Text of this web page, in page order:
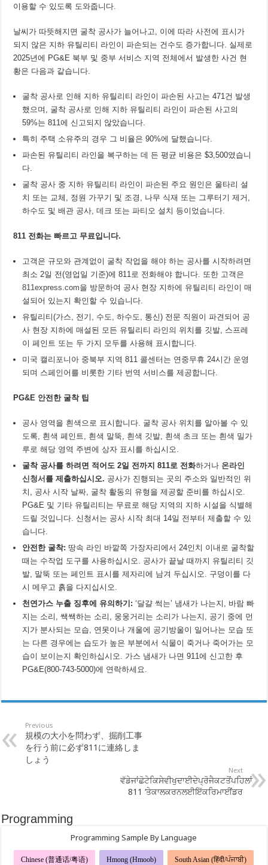
이용할 수 있도록 도와줍니다.
날씨가 따뜻해지면 굴착 공사가 늘어나고, 이에 따라 사전에 표시가
되지 않은 지하 유틸리티 라인이 파손되는 건수도 증가합니다. 실제로
2025년에 PG&E 북부 및 중부 서비스 지역 전체에서 발생한 사건 현
황은 다음과 같습니다.
굴착 공사로 인해 지하 유틸리티 라인이 파손된 사고는 471건 발생
했으며, 굴착 공사로 인해 지하 유틸리티 라인이 파손된 사고의
59%는 811에 신고되지 않았습니다.
특히 주택 소유주의 경우 그 비율은 90%에 달했습니다.
파손된 유틸리티 라인을 복구하는 데 든 평균 비용은 $3,500였습니
다.
굴착 공사 중 지하 유틸리티 라인이 파손된 주요 원인은 울타리 설
치 또는 교체, 정원 가꾸기 및 조경, 나무 식재 또는 그루터기 제거,
하수도 및 배관 공사, 데크 또는 파티오 설치 등이었습니다.
811 전화는 빠르고 무료입니다.
고객은 규모와 관계없이 굴착 작업을 해야 하는 공사를 시작하려면
최소 2일 전(영업일 기준)에 811로 전화해야 합니다. 또한 고객은
811express.com을 방문하여 공사 현장 지하에 유틸리티 라인이 매
설되어 있는지 확인할 수 있습니다.
유틸리티(가스, 전기, 수도, 하수도, 통신) 전문 직원이 파견되어 공
사 현장 지하에 매설된 모든 유틸리티 라인의 위치를 깃발, 스프레
이 페인트 또는 두 가지 모두를 사용해 표시합니다.
미국 캘리포니아 중북부 지역 811 콜센터는 연중무휴 24시간 운영
되며 스페인어를 비롯한 기타 번역 서비스를 제공합니다.
PG&E 안전한 굴착 팁
공사 영역을 흰색으로 표시합니다. 굴착 공사 위치를 알아볼 수 있
도록, 흰색 페인트, 흰색 말뚝, 흰색 깃발, 흰색 초크 또는 흰색 밀가
루로 해당 영역 주변에 상자 표시를 하십시오.
굴착 공사를 하려면 적어도 2일 전까지 811로 전화하거나 온라인
신청서 를 제출하십시오. 공사가 진행되는 곳의 주소와 일반적인 위
치, 공사 시작 날짜, 굴착 활동의 유형을 제공할 준비를 하십시오.
PG&E 및 기타 유틸리티는 무료로 해당 지역의 지하 시설을 식별해
드릴 것입니다. 신청서는 공사 시작 최대 14일 전부터 제출할 수 있
습니다.
안전한 굴착: 땅속 라인 바깥쪽 가장자리에서 24인치 이내로 굴착할
때는 수작업 도구를 사용하십시오. 공사가 끝날 때까지 유틸리티 깃
발, 말뚝 또는 페인트 표시를 제자리에 남겨 두십시오. 구덩이를 다
시 메우고 흙을 다지십시오.
천연가스 누출 징후에 유의하기 : ‘달걀 썩는’ 냄새가 나는지, 바람 빠
지는 소리, 쌕쌕하는 소리, 웅웅거리는 소리가 나는지, 공기 중에 먼
지가 분사되는 모습, 연못이나 개울에 공기방울이 일어나는 모습 또
는 다른 경우에는 습도가 높은 부분에서 식물이 죽거나 죽어가는 모
습이 보이는지 확인하십시오. 가스 냄새가 나면 911에 신고한 후
PG&E(800-743-5000)에 연락하세요.
Previous
規模の大小を問わず、掘削工事
を行う前に必ず811に連絡しま
しょう
Next
ਵੱਡੇਜਾਂਛੋਟੇਕਿਸੇਵੀਖੁਦਾਈਦੇਪ੍ਰੋਜੈਕਟਤੋਂਪਹਿਲਾਂ
811 ‘ਤੇਕਾਲਕਰਨਲਈਇੱਕਰਿਮਾਈਂਡਰ
Programming
Programming Sample By Language
Chinese (普通话/粤语) Hmong (Hmoob) South Asian (हिंदी/ਪੰਜਾਬੀ)